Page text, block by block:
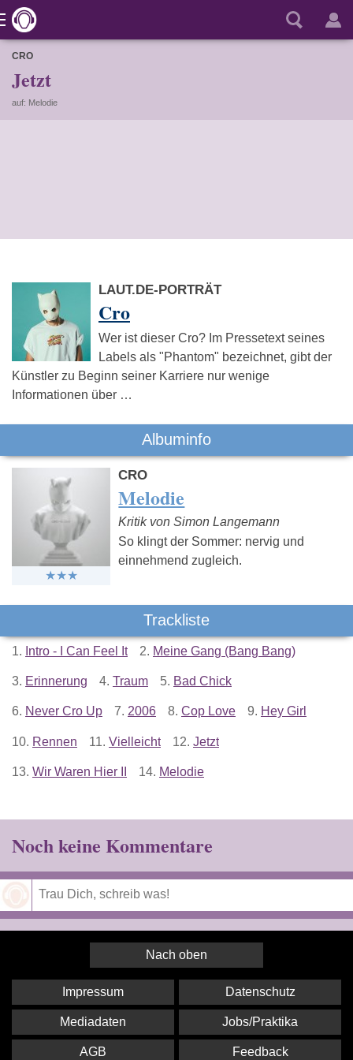
CRO
Jetzt
auf: Melodie
LAUT.DE-PORTRÄT
Cro
Wer ist dieser Cro? Im Pressetext seines
Labels als "Phantom" bezeichnet, gibt der
Künstler zu Beginn seiner Karriere nur wenige
Informationen über …
Albuminfo
CRO
Melodie
Kritik von Simon Langemann
So klingt der Sommer: nervig und
einnehmend zugleich.
Trackliste
1. Intro - I Can Feel It 2. Meine Gang (Bang Bang)
3. Erinnerung 4. Traum 5. Bad Chick
6. Never Cro Up 7. 2006 8. Cop Love 9. Hey Girl
10. Rennen 11. Vielleicht 12. Jetzt
13. Wir Waren Hier II 14. Melodie
Noch keine Kommentare
Nach oben
Impressum Datenschutz
Mediadaten Jobs/Praktika
AGB Feedback